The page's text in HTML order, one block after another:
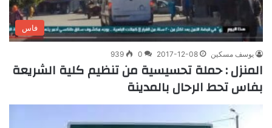
فاس
يوسف مسكين 2017-12-08
0
939
المنزل : حملة تحسيسية من تنظيم كلية الشريعة
بفاس تحط الرحال بالمدينة